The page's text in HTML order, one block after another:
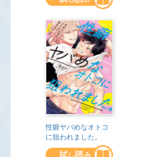
性癖ヤバめなオトコ
に狙われました。